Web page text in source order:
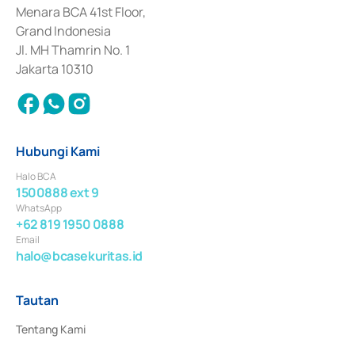
Penerbitan, Transaksi, serta Penatausahaan dan Penyelesaian Transaksi
Surat Berharga Komersial yang izinnya diterbitkan pada tahun 2018.
Menara BCA 41st Floor,
Grand Indonesia
Jl. MH Thamrin No. 1
Jakarta 10310
Hubungi Kami
Halo BCA
1500888 ext 9
WhatsApp
+62 819 1950 0888
Email
halo@bcasekuritas.id
Tautan
Tentang Kami